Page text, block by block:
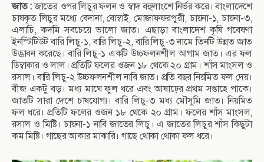
জাত :জাতের ওপর লিচুর ফলন ও স্বাদ বহুলাংশে নির্ভর করে। বাংলাদেশে
চাষকৃত লিচুর মধ্যে বেদানা, বোম্বাই, মোজাফফরপুরী, চায়না-১, চায়না-৩,
এলাচি, কদমি সবচেয়ে ভালো জাত। এছাড়া বাংলাদেশ কৃষি গবেষণা
ইনস্টিটিউট বারি লিচু-১, বারি লিচু-২, বারি লিচু-৩ নামে তিনটি উন্নত জাত
উদ্ভাবন করেছে। বারি লিচু-১ একটি উচ্চফলনশীল আগাম জাত। এর ফল
ডিম্বাকার ও লাল। প্রতিটি ফলের ওজন ১৮ থেকে ২০ গ্রাম। শাঁস মাংসল ও
রসাল। বারি লিচু-২ উচ্চফলনশীল নাবি জাত। প্রতি বছর নিয়মিত ফল দেয়।
বীজ একটু বড়। মধ্য মাঘে ফুল ধরে এবং আষাঢ়ের প্রথম সপ্তাহে পাকে।
জাতটি সারা দেশে চাষযোগ্য। বারি লিচু-৩ মধ্য মৌসুমি জাত। নিয়মিত
ফল ধরে। প্রতিটি ফলের ওজন ১৮ থেকে ২০ গ্রাম। ফলের শাঁস মাংসল,
রসাল ও মিষ্টি। চায়না-১ নাবি জাতের লিচু। এ জাতের লিচুর শাঁস কিছুটা
কম মিষ্টি। গাছের আকার মাঝারি। গাছে থোকা থোকা ফল ধরে।